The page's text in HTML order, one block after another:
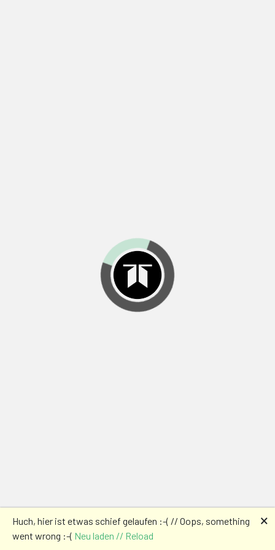
Huch, hier ist etwas schief gelaufen :-( // Oops, something
went wrong :-( Neu laden // Reload
🗙